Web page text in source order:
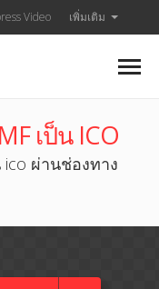
Video เพิ่มเติม
เป็น ICO
ผ่านช่องทาง